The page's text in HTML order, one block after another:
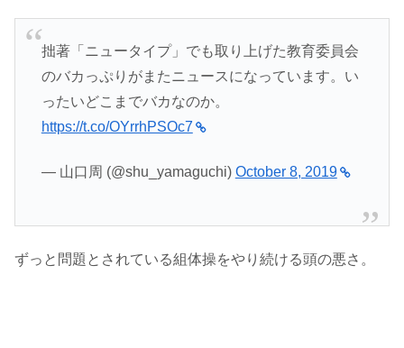
拙著「ニュータイプ」でも取り上げた教育委員会
のバカっぷりがまたニュースになっています。い
ったいどこまでバカなのか。
https://t.co/OYrrhPSOc7
— 山口周 (@shu_yamaguchi) October 8, 2019
ずっと問題とされている組体操をやり続ける頭の悪さ。